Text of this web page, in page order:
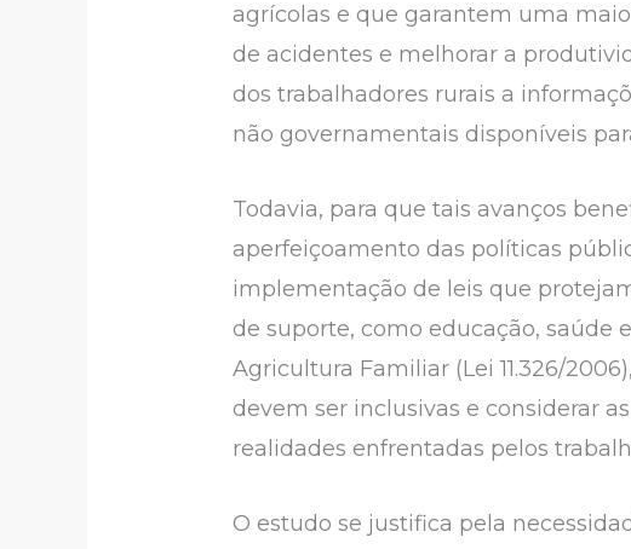
agrícolas e que garantem uma
de acidentes e melhorar a
dos trabalhadores rurais a
não governamentais disponíveis
Todavia, para que tais avanços
aperfeiçoamento das políticas
implementação de leis que
de suporte, como educação, saúde
Agricultura Familiar (Lei 11.326/
devem ser inclusivas e considerar
realidades enfrentadas pelos
O estudo se justifica pela